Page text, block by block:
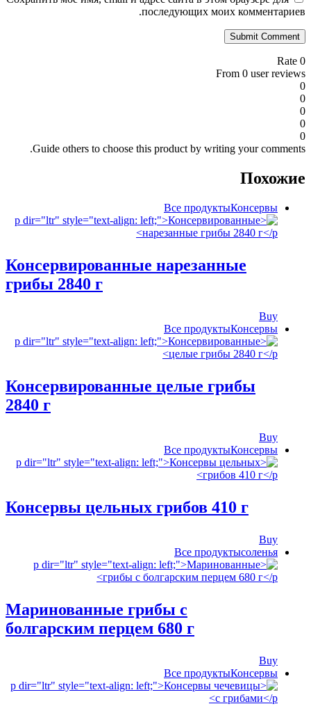
последующих моих комментариев.
0 Rate
From 0 user reviews
0
0
0
0
0
Guide others to choose this product by writing your comments.
Похожие
Все продукты‍Консервы
Консервированные нарезанные
грибы 2840 г
Buy
Все продукты‍Консервы
Консервированные целые грибы
2840 г
Buy
Все продукты‍Консервы
Консервы цельных грибов 410 г
Buy
Все продуктысоленья
Маринованные грибы с
болгарским перцем 680 г
Buy
Все продукты‍Консервы